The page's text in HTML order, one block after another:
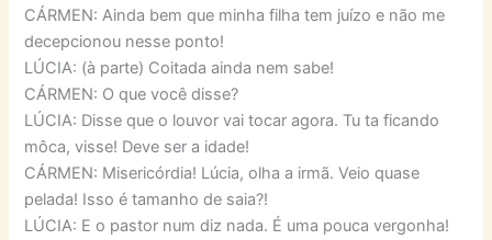
CÁRMEN: Ainda bem que minha filha tem juízo e não me
decepcionou nesse ponto!
LÚCIA: (à parte) Coitada ainda nem sabe!
CÁRMEN: O que você disse?
LÚCIA: Disse que o louvor vai tocar agora. Tu ta ficando
môca, visse! Deve ser a idade!
CÁRMEN: Misericórdia! Lúcia, olha a irmã. Veio quase
pelada! Isso é tamanho de saia?!
LÚCIA: E o pastor num diz nada. É uma pouca vergonha!